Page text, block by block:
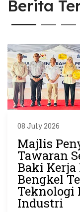
Berita
08 July 2026
Majlis
Tawaran
Baki
Bengkel
Teknologi
Industri